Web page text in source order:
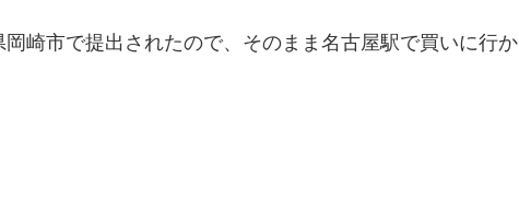
崎市で提出されたので、そのまま名古屋駅で買いに行か